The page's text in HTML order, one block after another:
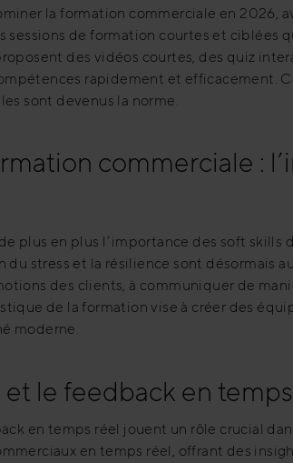
la formation commerciale en 2026,
sessions de formation courtes et
des vidéos courtes, des quiz
rapidement et
sont devenus la norme.
commerciale :
plus en plus l’importance des soft
du stress et la résilience sont désormais
des clients, à communiquer de
de la formation vise à créer des
moderne.
et le feedback en
en temps réel jouent un rôle crucial
en temps réel, offrant des